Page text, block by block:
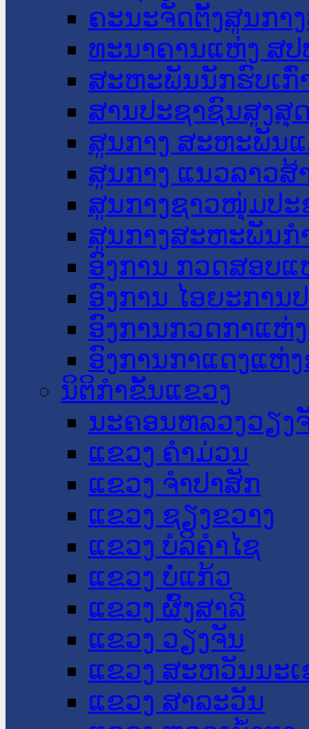
ຄະນະຈັດຕັ້ງສູນກາ
ທະນາຄານແຫ່ງ ສປ
ສະຫະພັນນັກຮົບເກົ່
ສານປະຊາຊົນສູງສຸ
ສູນກາງ ສະຫະພັນ
ສູນກາງ ແນວລາວສ້
ສູນກາງຊາວໜຸ່ມປະ
ສູນກາງສະຫະພັນກ
ອົງການ ກວດສອບແ
ອົງການ ໄອຍະການ
ອົງການກວດກາແຫ່
ອົງການກາແດງແຫ່
ນິຕິກໍາຂັ້ນແຂວງ
ນະ​ຄອນ​ຫລວງວຽງ
ແຂວງ ຄໍາມ່ວນ
ແຂວງ ຈໍາປາສັກ
ແຂວງ ຊຽງຂວາງ
ແຂວງ ບໍລິຄໍາໄຊ
ແຂວງ ບໍ່ແກ້ວ
ແຂວງ ຜົ້ງສາລີ
ແຂວງ ວຽງຈັນ
ແຂວງ ສະຫວັນນະ
ແຂວງ ສາລະວັນ